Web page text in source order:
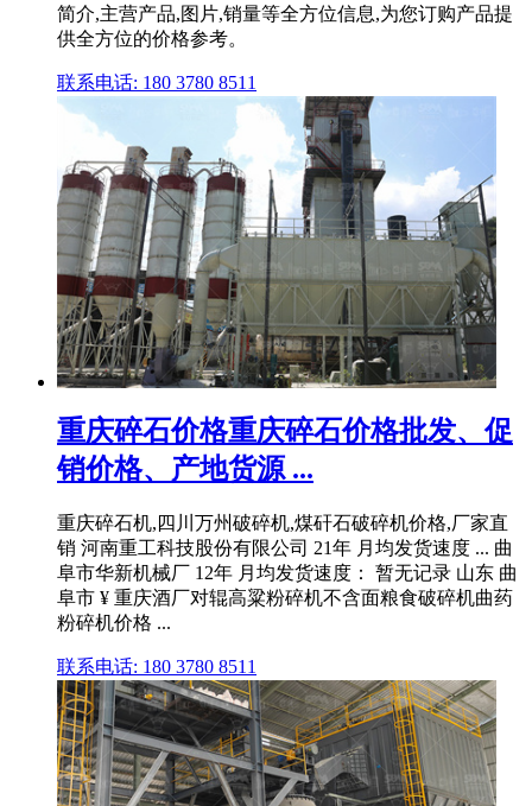
简介,主营产品,图片,销量等全方位信息,为您订购产品提
供全方位的价格参考。
联系电话: 180 3780 8511
重庆碎石价格重庆碎石价格批发、促
销价格、产地货源 ...
重庆碎石机,四川万州破碎机,煤矸石破碎机价格,厂家直
销 河南重工科技股份有限公司 21年 月均发货速度 ... 曲
阜市华新机械厂 12年 月均发货速度： 暂无记录 山东 曲
阜市 ¥ 重庆酒厂对辊高粱粉碎机不含面粮食破碎机曲药
粉碎机价格 ...
联系电话: 180 3780 8511